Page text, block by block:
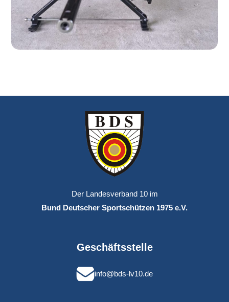
Der Landesverband 10 im
Bund Deutscher Sportschützen 1975 e.V.
Geschäftsstelle
info@bds-lv10.de